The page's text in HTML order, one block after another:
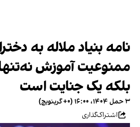
نامه بنیاد ملاله به
ممنوعیت آموزش
بلکه یک جنایت است
۳ حمل ۱۴۰۴، ۱۶:۰۰ (‎+۰ گرینویچ)
اشتراک‌گذاری